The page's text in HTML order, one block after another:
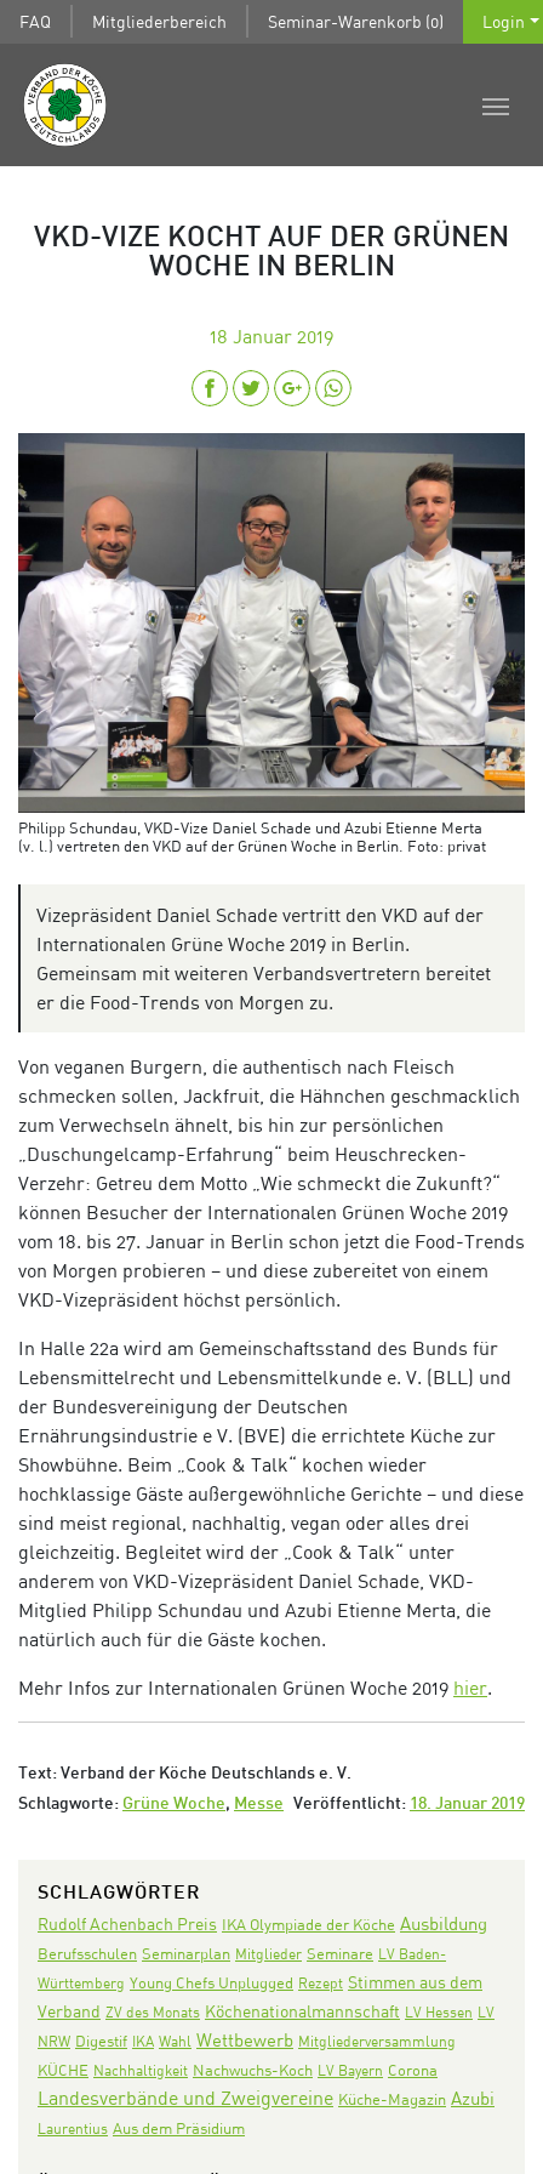
FAQ Mitgliederbereich Seminar-Warenkorb (0) Login
VKD-VIZE KOCHT AUF DER GRÜNEN
WOCHE IN BERLIN
18 Januar 2019
Philipp Schundau, VKD-Vize Daniel Schade und Azubi Etienne Merta
(v. l.) vertreten den VKD auf der Grünen Woche in Berlin. Foto: privat
Vizepräsident Daniel Schade vertritt den VKD auf der
Internationalen Grüne Woche 2019 in Berlin.
Gemeinsam mit weiteren Verbandsvertretern bereitet
er die Food-Trends von Morgen zu.
Von veganen Burgern, die authentisch nach Fleisch
schmecken sollen, Jackfruit, die Hähnchen geschmacklich
zum Verwechseln ähnelt, bis hin zur persönlichen
„Duschungelcamp-Erfahrung“ beim Heuschrecken-
Verzehr: Getreu dem Motto „Wie schmeckt die Zukunft?“
können Besucher der Internationalen Grünen Woche 2019
vom 18. bis 27. Januar in Berlin schon jetzt die Food-Trends
von Morgen probieren – und diese zubereitet von einem
VKD-Vizepräsident höchst persönlich.
In Halle 22a wird am Gemeinschaftsstand des Bunds für
Lebensmittelrecht und Lebensmittelkunde e. V. (BLL) und
der Bundesvereinigung der Deutschen
Ernährungsindustrie e V. (BVE) die errichtete Küche zur
Showbühne. Beim „Cook & Talk“ kochen wieder
hochklassige Gäste außergewöhnliche Gerichte – und diese
sind meist regional, nachhaltig, vegan oder alles drei
gleichzeitig. Begleitet wird der „Cook & Talk“ unter
anderem von VKD-Vizepräsident Daniel Schade, VKD-
Mitglied Philipp Schundau und Azubi Etienne Merta, die
natürlich auch für die Gäste kochen.
Mehr Infos zur Internationalen Grünen Woche 2019 hier.
Text: Verband der Köche Deutschlands e. V.
Schlagworte: Grüne Woche, Messe Veröffentlicht: 18. Januar 2019
SCHLAGWÖRTER
Rudolf Achenbach Preis IKA Olympiade der Köche Ausbildung
Berufsschulen Seminarplan Mitglieder Seminare LV Baden-
Württemberg Young Chefs Unplugged Rezept Stimmen aus dem
Verband ZV des Monats Köchenationalmannschaft LV Hessen LV
NRW Digestif IKA Wahl Wettbewerb Mitgliederversammlung
KÜCHE Nachhaltigkeit Nachwuchs-Koch LV Bayern Corona
Landesverbände und Zweigvereine Küche-Magazin Azubi
Laurentius Aus dem Präsidium